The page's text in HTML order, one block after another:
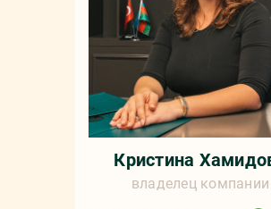
Кристина
владелец компании